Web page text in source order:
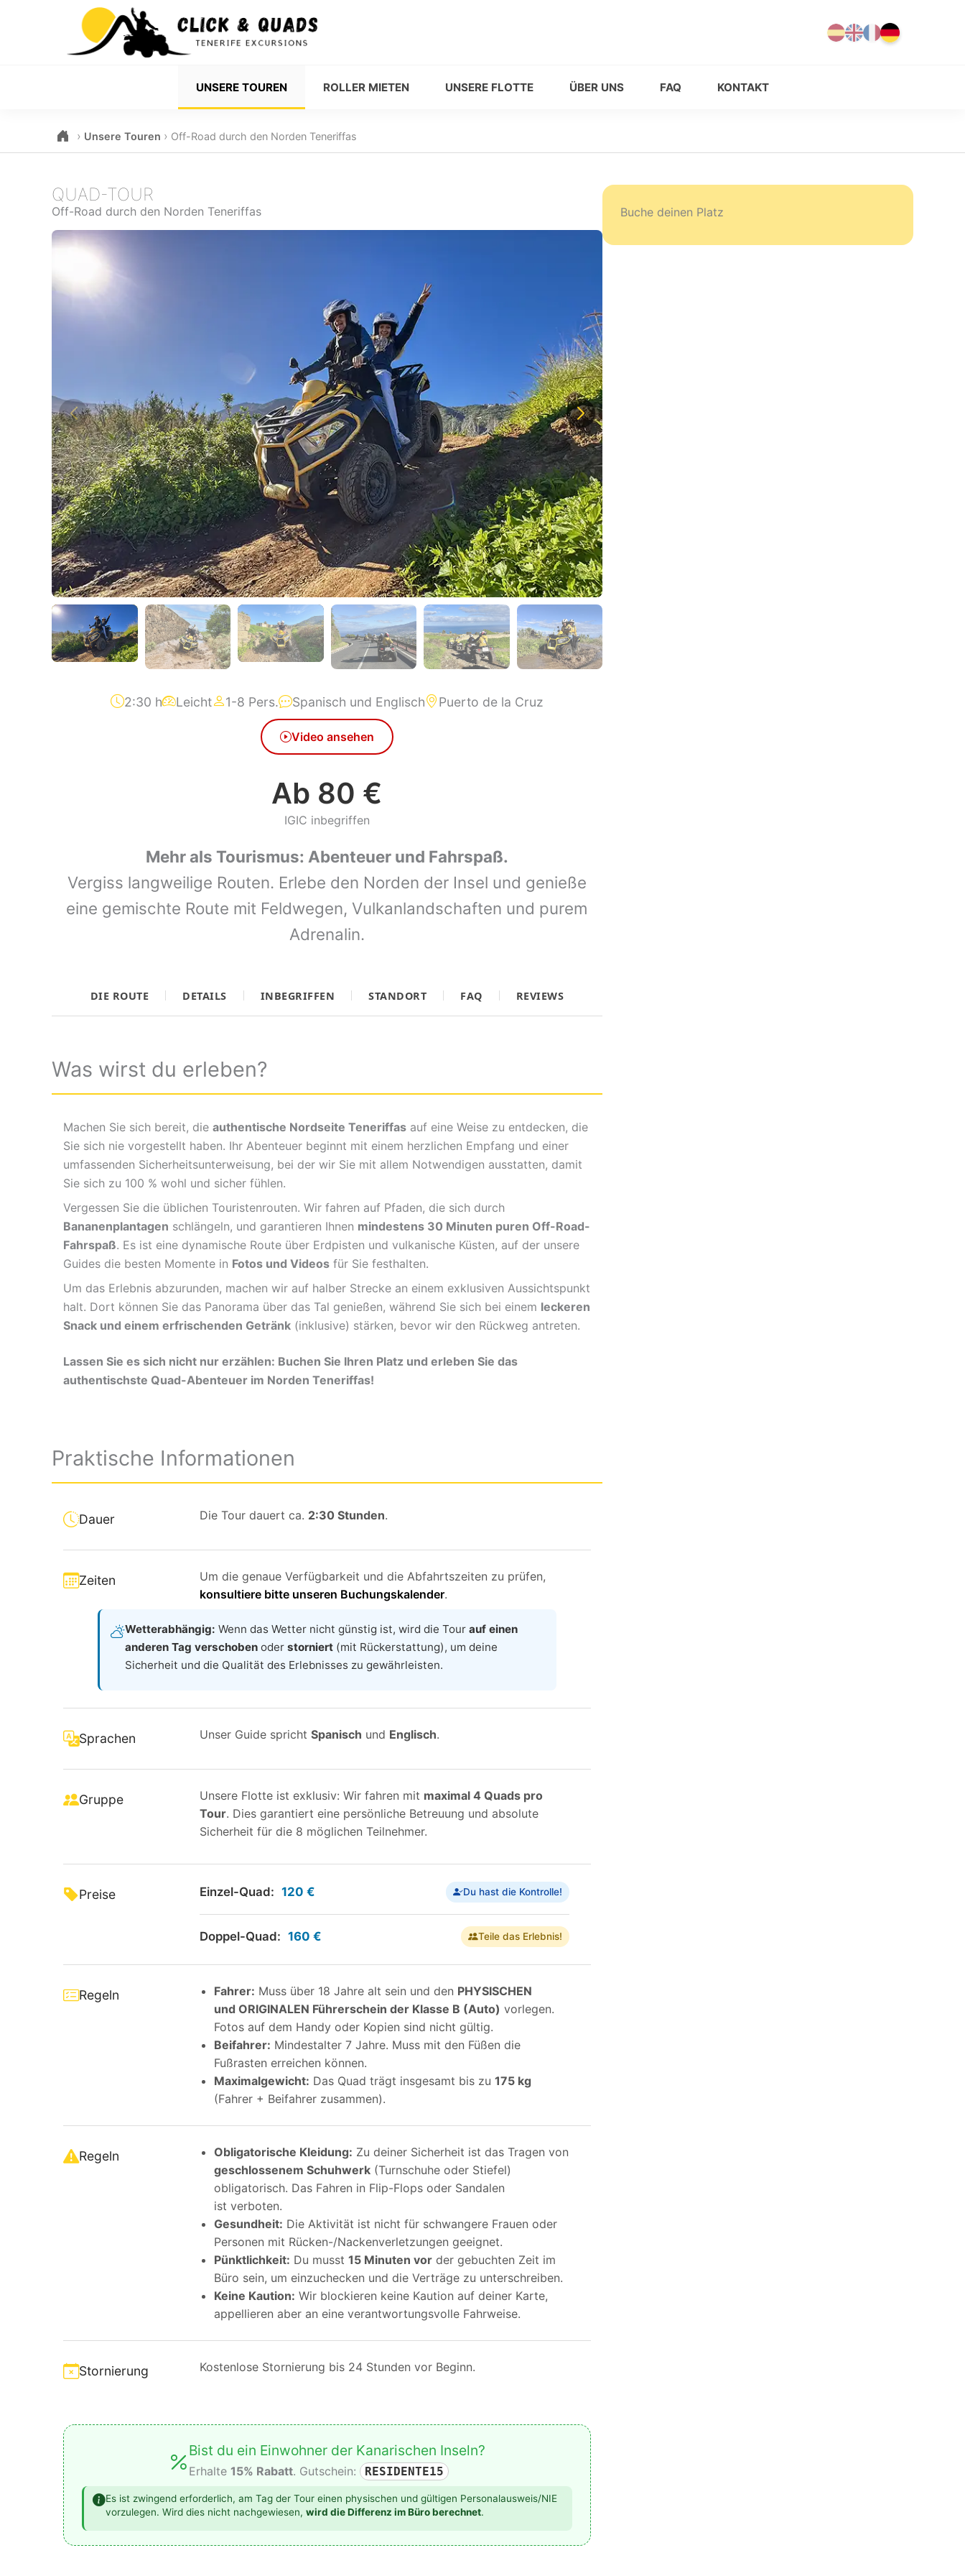
UNSERE TOUREN ROLLER MIETEN UNSERE FLOTTE ÜBER UNS FAQ KONTAKT
› Unsere Touren › Off-Road durch den Norden Teneriffas
QUAD-TOUR
Off-Road durch den Norden Teneriffas
2:30 h Leicht 1-8 Pers. Spanisch und Englisch Puerto de la Cruz
Video ansehen
Ab 80 €
IGIC inbegriffen
Mehr als Tourismus: Abenteuer und Fahrspaß.
Vergiss langweilige Routen. Erlebe den Norden der Insel und genieße
eine gemischte Route mit Feldwegen, Vulkanlandschaften und purem
Adrenalin.
DIE ROUTE DETAILS INBEGRIFFEN STANDORT FAQ REVIEWS
Was wirst du erleben?
Machen Sie sich bereit, die authentische Nordseite Teneriffas auf eine Weise zu entdecken, die
Sie sich nie vorgestellt haben. Ihr Abenteuer beginnt mit einem herzlichen Empfang und einer
umfassenden Sicherheitsunterweisung, bei der wir Sie mit allem Notwendigen ausstatten, damit
Sie sich zu 100 % wohl und sicher fühlen.
Vergessen Sie die üblichen Touristenrouten. Wir fahren auf Pfaden, die sich durch
Bananenplantagen schlängeln, und garantieren Ihnen mindestens 30 Minuten puren Off-Road-
Fahrspaß. Es ist eine dynamische Route über Erdpisten und vulkanische Küsten, auf der unsere
Guides die besten Momente in Fotos und Videos für Sie festhalten.
Um das Erlebnis abzurunden, machen wir auf halber Strecke an einem exklusiven Aussichtspunkt
halt. Dort können Sie das Panorama über das Tal genießen, während Sie sich bei einem leckeren
Snack und einem erfrischenden Getränk (inklusive) stärken, bevor wir den Rückweg antreten.
Lassen Sie es sich nicht nur erzählen: Buchen Sie Ihren Platz und erleben Sie das
authentischste Quad-Abenteuer im Norden Teneriffas!
Praktische Informationen
Dauer Die Tour dauert ca. 2:30 Stunden.
Zeiten
Um die genaue Verfügbarkeit und die Abfahrtszeiten zu prüfen,
konsultiere bitte unseren Buchungskalender.
Wetterabhängig: Wenn das Wetter nicht günstig ist, wird die Tour auf einen
anderen Tag verschoben oder storniert (mit Rückerstattung), um deine
Sicherheit und die Qualität des Erlebnisses zu gewährleisten.
Sprachen Unser Guide sprichtSpanisch und Englisch.
Gruppe Unsere Flotte ist exklusiv: Wir fahren mit maximal 4 Quads pro
Tour. Dies garantiert eine persönliche Betreuung und absolute
Sicherheit für die 8 möglichen Teilnehmer.
Preise Einzel-Quad: 120 € Du hast die Kontrolle!
Doppel-Quad: 160 € Teile das Erlebnis!
Regeln Fahrer: Muss über 18 Jahre alt sein und den PHYSISCHEN
und ORIGINALEN Führerschein der Klasse B (Auto) vorlegen.
Fotos auf dem Handy oder Kopien sind nicht gültig.
Beifahrer: Mindestalter 7 Jahre. Muss mit den Füßen die
Fußrasten erreichen können.
Maximalgewicht: Das Quad trägt insgesamt bis zu175 kg
(Fahrer + Beifahrer zusammen).
Regeln Obligatorische Kleidung: Zu deiner Sicherheit ist das Tragen von
geschlossenem Schuhwerk (Turnschuhe oder Stiefel)
obligatorisch. Das Fahren in Flip-Flops oder Sandalen
ist verboten.
Gesundheit: Die Aktivität ist nicht für schwangere Frauen oder
Personen mit Rücken-/Nackenverletzungen geeignet.
Pünktlichkeit: Du musst15 Minuten vor der gebuchten Zeit im
Büro sein, um einzuchecken und die Verträge zu unterschreiben.
Keine Kaution: Wir blockieren keine Kaution auf deiner Karte,
appellieren aber an eine verantwortungsvolle Fahrweise.
Stornierung Kostenlose Stornierung bis 24 Stunden vor Beginn.
Bist du ein Einwohner der Kanarischen Inseln?
Erhalte15% Rabatt. Gutschein: RESIDENTE15
Es ist zwingend erforderlich, am Tag der Tour einen physischen und gültigen Personalausweis/NIE
vorzulegen. Wird dies nicht nachgewiesen, wird die Differenz im Büro berechnet.
Buche deinen Platz